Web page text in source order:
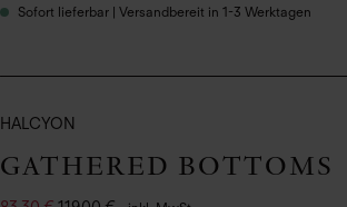
Sofort lieferbar | Versandbereit in 1-3 Werktagen
HALCYON
GATHERED BOTTOMS